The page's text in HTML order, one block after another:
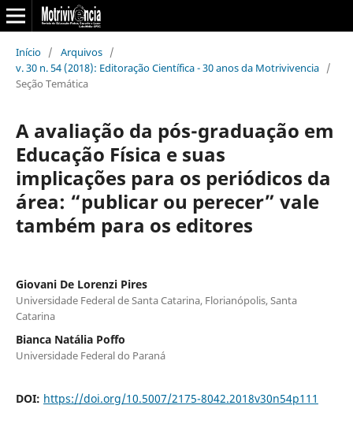
Início / Arquivos /
v. 30 n. 54 (2018): Editoração Científica - 30 anos da Motrivivencia /
Seção Temática
A avaliação da pós-graduação em
Educação Física e suas
implicações para os periódicos da
área: “publicar ou perecer” vale
também para os editores
Giovani De Lorenzi Pires
Universidade Federal de Santa Catarina, Florianópolis, Santa
Catarina
Bianca Natália Poffo
Universidade Federal do Paraná
DOI: https://doi.org/10.5007/2175-8042.2018v30n54p111